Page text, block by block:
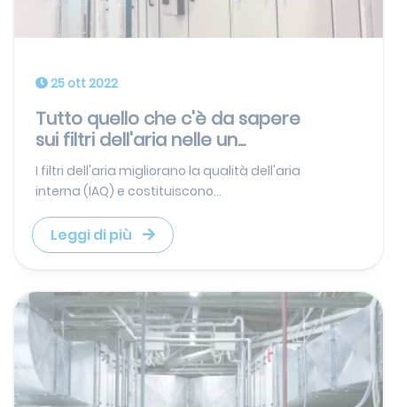
25 ott 2022
Tutto quello che c'è da sapere
sui filtri dell'aria nelle un...
I filtri dell'aria migliorano la qualità dell'aria
interna (IAQ) e costituiscono...
Leggi di più